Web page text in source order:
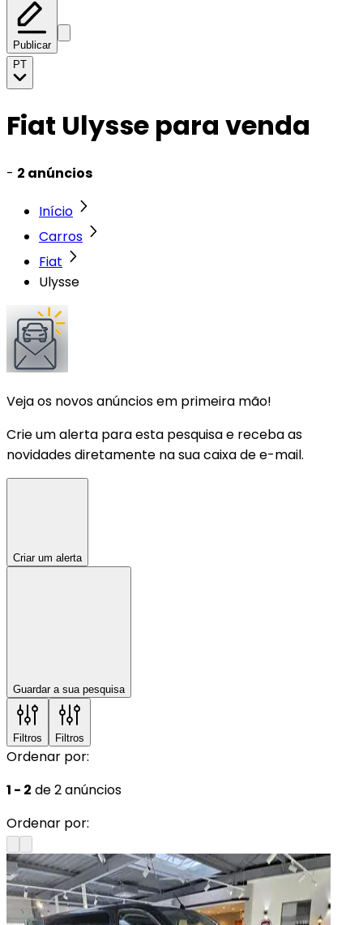
Publicar
PT
Fiat Ulysse para venda
- 2 anúncios
Início
Carros
Fiat
Ulysse
Veja os novos anúncios em primeira mão!
Crie um alerta para esta pesquisa e receba as
novidades diretamente na sua caixa de e-mail.
Criar um alerta
Guardar a sua pesquisa
Filtros Filtros
Ordenar por:
1 - 2 de 2 anúncios
Ordenar por: